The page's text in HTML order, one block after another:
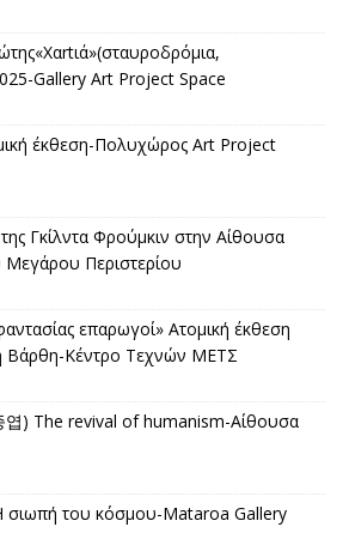
Gallery Art Project Space
έκθεση-Πολυχώρος Art Project
Γκίλντα Φρούμκιν στην Αίθουσα
Περιστερίου
επαρωγοί» Ατομική έκθεση
Βάρθη-Κέντρο Τεχνών ΜΕΤΣ
엽) The revival of humanism-Αίθουσα
σιωπή του κόσμου-Mataroa Gallery